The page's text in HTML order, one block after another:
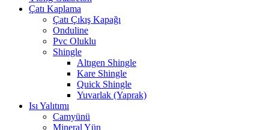
Çatı Kaplama
Çatı Çıkış Kapağı
Onduline
Pvc Oluklu
Shingle
Altıgen Shingle
Kare Shingle
Quick Shingle
Yuvarlak (Yaprak)
Isı Yalıtımı
Camyünü
Mineral Yün